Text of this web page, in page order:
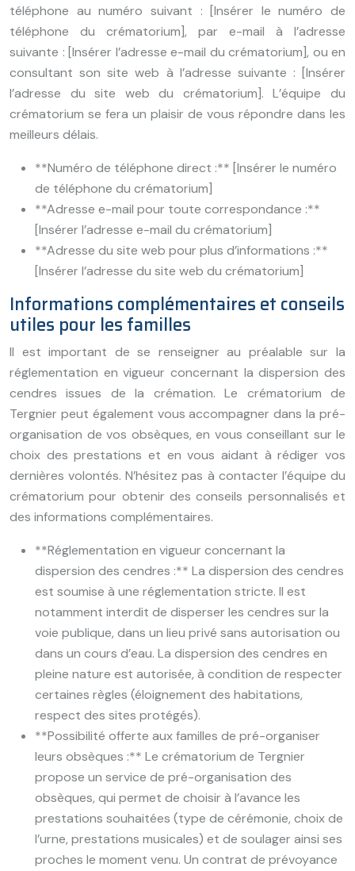
téléphone au numéro suivant : [Insérer le numéro de
téléphone du crématorium], par e-mail à l’adresse
suivante : [Insérer l’adresse e-mail du crématorium], ou en
consultant son site web à l’adresse suivante : [Insérer
l’adresse du site web du crématorium]. L’équipe du
crématorium se fera un plaisir de vous répondre dans les
meilleurs délais.
**Numéro de téléphone direct :** [Insérer le numéro
de téléphone du crématorium]
**Adresse e-mail pour toute correspondance :**
[Insérer l’adresse e-mail du crématorium]
**Adresse du site web pour plus d’informations :**
[Insérer l’adresse du site web du crématorium]
Informations complémentaires et conseils
utiles pour les familles
Il est important de se renseigner au préalable sur la
réglementation en vigueur concernant la dispersion des
cendres issues de la crémation. Le crématorium de
Tergnier peut également vous accompagner dans la pré-
organisation de vos obsèques, en vous conseillant sur le
choix des prestations et en vous aidant à rédiger vos
dernières volontés. N’hésitez pas à contacter l’équipe du
crématorium pour obtenir des conseils personnalisés et
des informations complémentaires.
**Réglementation en vigueur concernant la
dispersion des cendres :** La dispersion des cendres
est soumise à une réglementation stricte. Il est
notamment interdit de disperser les cendres sur la
voie publique, dans un lieu privé sans autorisation ou
dans un cours d’eau. La dispersion des cendres en
pleine nature est autorisée, à condition de respecter
certaines règles (éloignement des habitations,
respect des sites protégés).
**Possibilité offerte aux familles de pré-organiser
leurs obsèques :** Le crématorium de Tergnier
propose un service de pré-organisation des
obsèques, qui permet de choisir à l’avance les
prestations souhaitées (type de cérémonie, choix de
l’urne, prestations musicales) et de soulager ainsi ses
proches le moment venu. Un contrat de prévoyance